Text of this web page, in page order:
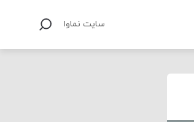
سایت نماوا